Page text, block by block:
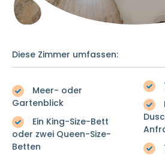
Diese Zimmer umfassen:
Meer- oder
Gartenblick
Ein King-Size-Bett
oder zwei Queen-Size-
Betten